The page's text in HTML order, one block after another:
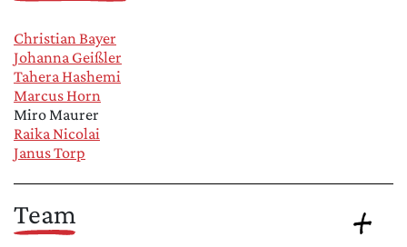
Christian Bayer
Johanna Geißler
Tahera Hashemi
Marcus Horn
Miro Maurer
Raika Nicolai
Janus Torp
Team